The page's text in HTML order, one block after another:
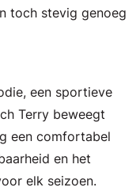
toch stevig genoeg
een sportieve
Terry beweegt
een comfortabel
en het
elk seizoen.